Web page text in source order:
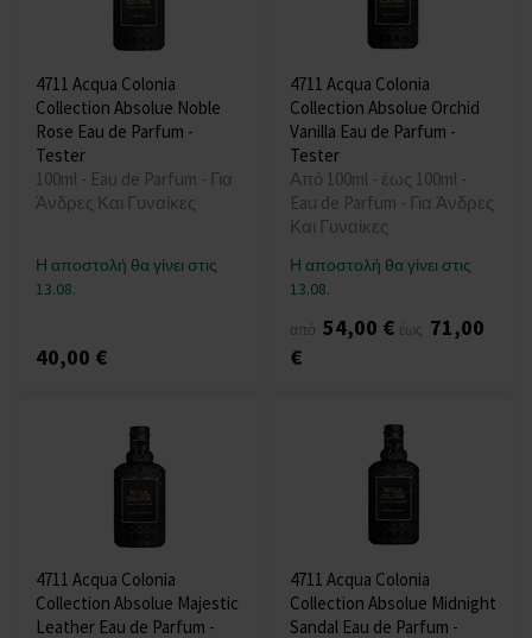
4711 Acqua Colonia
Collection Absolue Noble
Rose Eau de Parfum -
Tester
100ml - Eau de Parfum - Για
Άνδρες Και Γυναίκες
Η αποστολή θα γίνει στις
13.08.
40,00 €
4711 Acqua Colonia
Collection Absolue Orchid
Vanilla Eau de Parfum -
Tester
Από 100ml - έως 100ml -
Eau de Parfum - Για Άνδρες
Και Γυναίκες
Η αποστολή θα γίνει στις
13.08.
από 54,00 € έως 71,00
€
4711 Acqua Colonia
Collection Absolue Majestic
Leather Eau de Parfum -
4711 Acqua Colonia
Collection Absolue Midnight
Sandal Eau de Parfum -